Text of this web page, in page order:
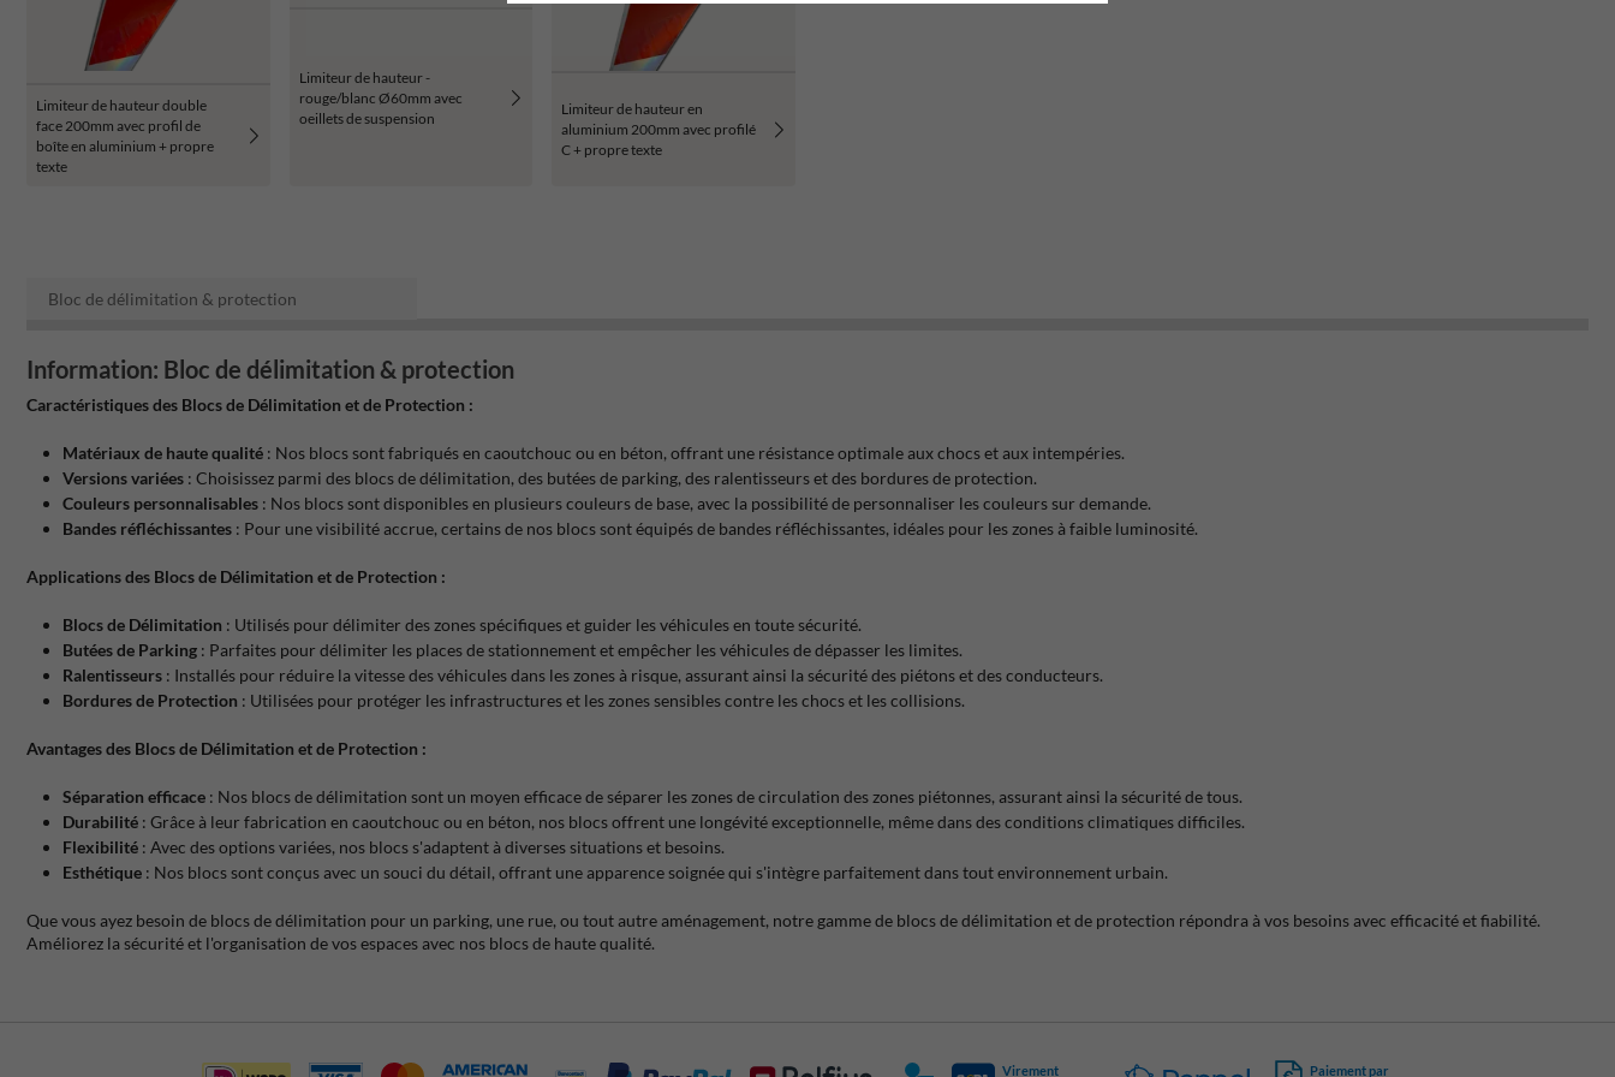
Limiteur de hauteur double
face 200mm avec profil de
boîte en aluminium + propre
texte
Limiteur de hauteur -
rouge/blanc Ø60mm avec
oeillets de suspension
Limiteur de hauteur en
aluminium 200mm avec profilé
C + propre texte
Bloc de délimitation & protection
Information: Bloc de délimitation & protection
Caractéristiques des Blocs de Délimitation et de Protection :
Matériaux de haute qualité : Nos blocs sont fabriqués en caoutchouc ou en béton, offrant une résistance optimale aux chocs et aux intempéries.
Versions variées : Choisissez parmi des blocs de délimitation, des butées de parking, des ralentisseurs et des bordures de protection.
Couleurs personnalisables : Nos blocs sont disponibles en plusieurs couleurs de base, avec la possibilité de personnaliser les couleurs sur demande.
Bandes réfléchissantes : Pour une visibilité accrue, certains de nos blocs sont équipés de bandes réfléchissantes, idéales pour les zones à faible luminosité.
Applications des Blocs de Délimitation et de Protection :
Blocs de Délimitation : Utilisés pour délimiter des zones spécifiques et guider les véhicules en toute sécurité.
Butées de Parking : Parfaites pour délimiter les places de stationnement et empêcher les véhicules de dépasser les limites.
Ralentisseurs : Installés pour réduire la vitesse des véhicules dans les zones à risque, assurant ainsi la sécurité des piétons et des conducteurs.
Bordures de Protection : Utilisées pour protéger les infrastructures et les zones sensibles contre les chocs et les collisions.
Avantages des Blocs de Délimitation et de Protection :
Séparation efficace : Nos blocs de délimitation sont un moyen efficace de séparer les zones de circulation des zones piétonnes, assurant ainsi la sécurité de tous.
Durabilité : Grâce à leur fabrication en caoutchouc ou en béton, nos blocs offrent une longévité exceptionnelle, même dans des conditions climatiques difficiles.
Flexibilité : Avec des options variées, nos blocs s'adaptent à diverses situations et besoins.
Esthétique : Nos blocs sont conçus avec un souci du détail, offrant une apparence soignée qui s'intègre parfaitement dans tout environnement urbain.
Que vous ayez besoin de blocs de délimitation pour un parking, une rue, ou tout autre aménagement, notre gamme de blocs de délimitation et de protection répondra à vos besoins avec efficacité et fiabilité.
Améliorez la sécurité et l'organisation de vos espaces avec nos blocs de haute qualité.
Virement Paiement par